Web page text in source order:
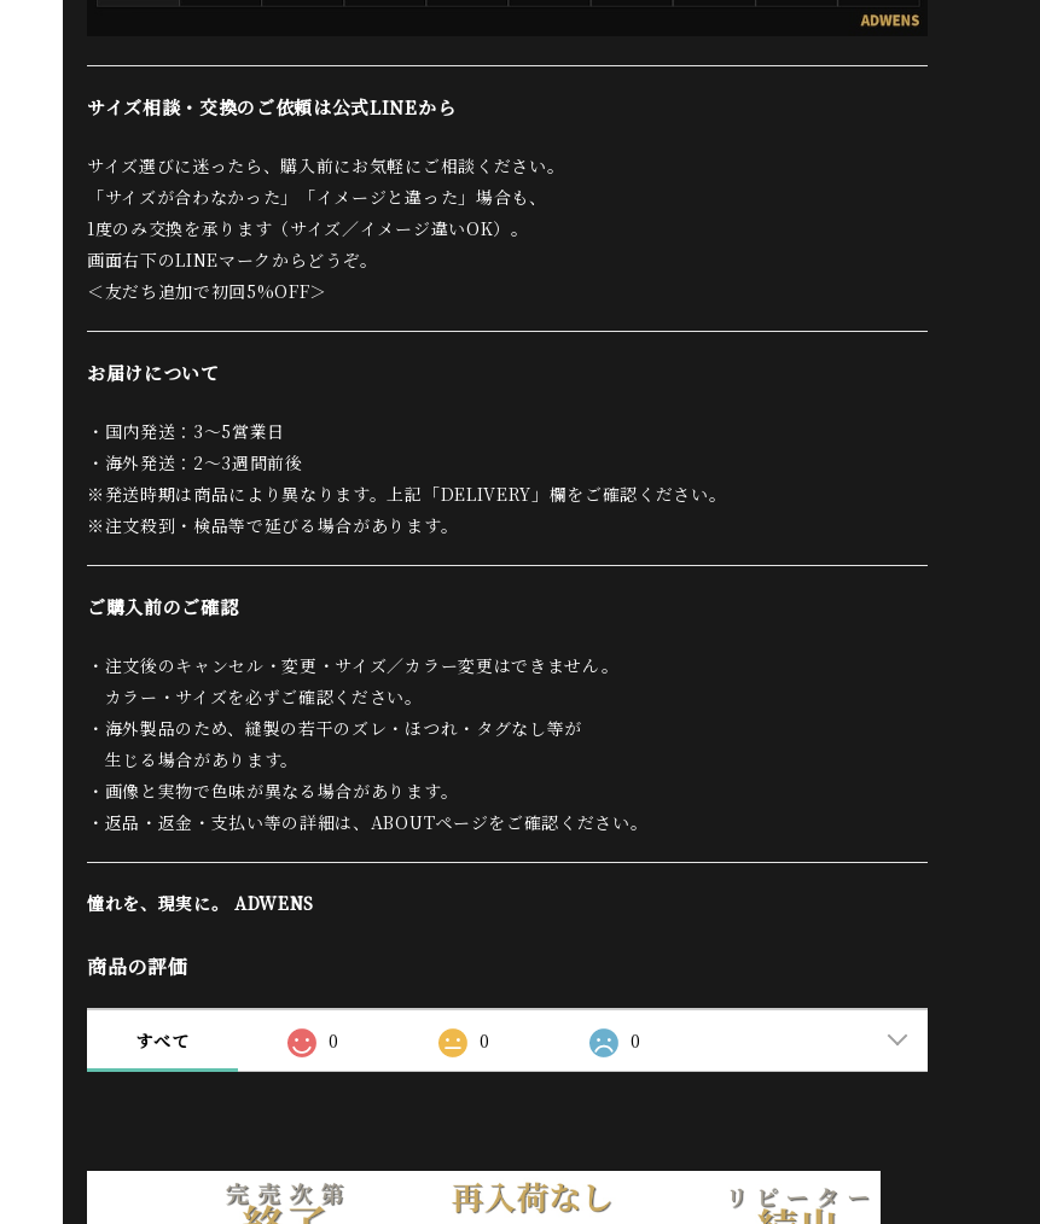
サイズ相談・交換のご依頼は公式LINEから
サイズ選びに迷ったら、購入前にお気軽にご相談ください。
「サイズが合わなかった」「イメージと違った」場合も、
1度のみ交換を承ります（サイズ／イメージ違いOK）。
画面右下のLINEマークからどうぞ。
＜友だち追加で初回5%OFF＞
お届けについて
・国内発送：3〜5営業日
・海外発送：2〜3週間前後
※発送時期は商品により異なります。上記「DELIVERY」欄をご確認ください。
※注文殺到・検品等で延びる場合があります。
ご購入前のご確認
・注文後のキャンセル・変更・サイズ／カラー変更はできません。
カラー・サイズを必ずご確認ください。
・海外製品のため、縫製の若干のズレ・ほつれ・タグなし等が
生じる場合があります。
・画像と実物で色味が異なる場合があります。
・返品・返金・支払い等の詳細は、ABOUTページをご確認ください。
憧れを、現実に。 ADWENS
商品の評価
すべて 0 0 0